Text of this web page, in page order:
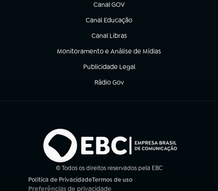
Canal GOV
(abre em nova aba)
Canal Educação
(abre em nova aba)
Canal Libras
(abre em nova aba)
Monitoramento e Análise de Mídias
(abre em nova aba)
Publicidade Legal
(abre em nova aba)
Rádio Gov
(abre em nova aba)
© Todos os direitos reservados pela EBC
Política de Privacidade
(abre em nova aba)
Termos de uso
(abre em nova aba)
Preferências de privacidade